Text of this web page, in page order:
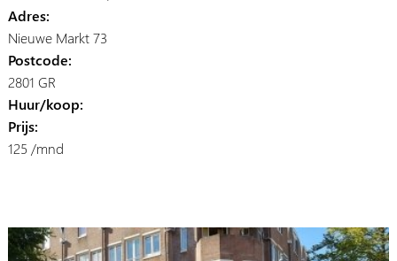
Adres:
Nieuwe Markt 73
Postcode:
2801 GR
Huur/koop:
Prijs:
125 /mnd